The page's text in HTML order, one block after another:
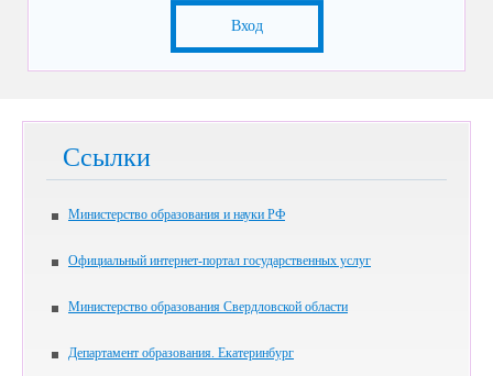
Вход
Ссылки
Министерство образования и науки РФ
Официальный интернет-портал государственных услуг
Министерство образования Свердловской области
Департамент образования. Екатеринбург